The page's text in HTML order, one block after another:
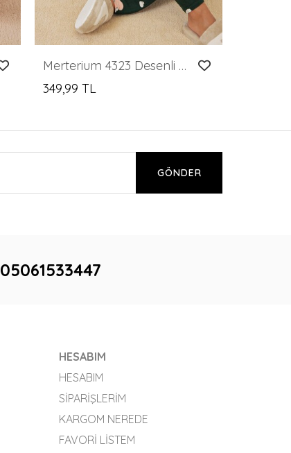
Merterium 4323 Desenli Pijama Altı - Y.Zümrüt
349,99 TL
GÖNDER
05061533447
HESABIM
HESABIM
SIPARIŞLERIM
KARGOM NEREDE
FAVORI LISTEM